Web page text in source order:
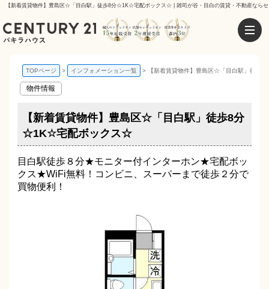
【新着賃貸物件】豊島区☆「目白駅」徒歩8分☆1K☆宅配ボックス☆ | 雑司が谷・目白の賃貸・不動産ならセ
TOPページ インフォメーション一覧 【新着賃貸物件】豊島区☆「目白駅」徒
物件情報
【新着賃貸物件】豊島区☆「目白駅」徒歩8分
☆1K☆宅配ボックス☆
目白駅徒歩８分★モニター付インターホン★宅配ボッ
クス★WiFi無料！コンビニ、スーパーまで徒歩２分で
買物便利！